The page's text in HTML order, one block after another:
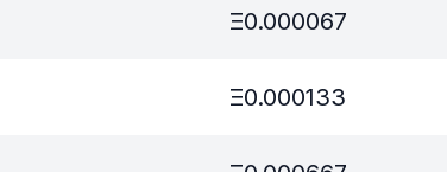
Ξ0.000067
Ξ0.000133